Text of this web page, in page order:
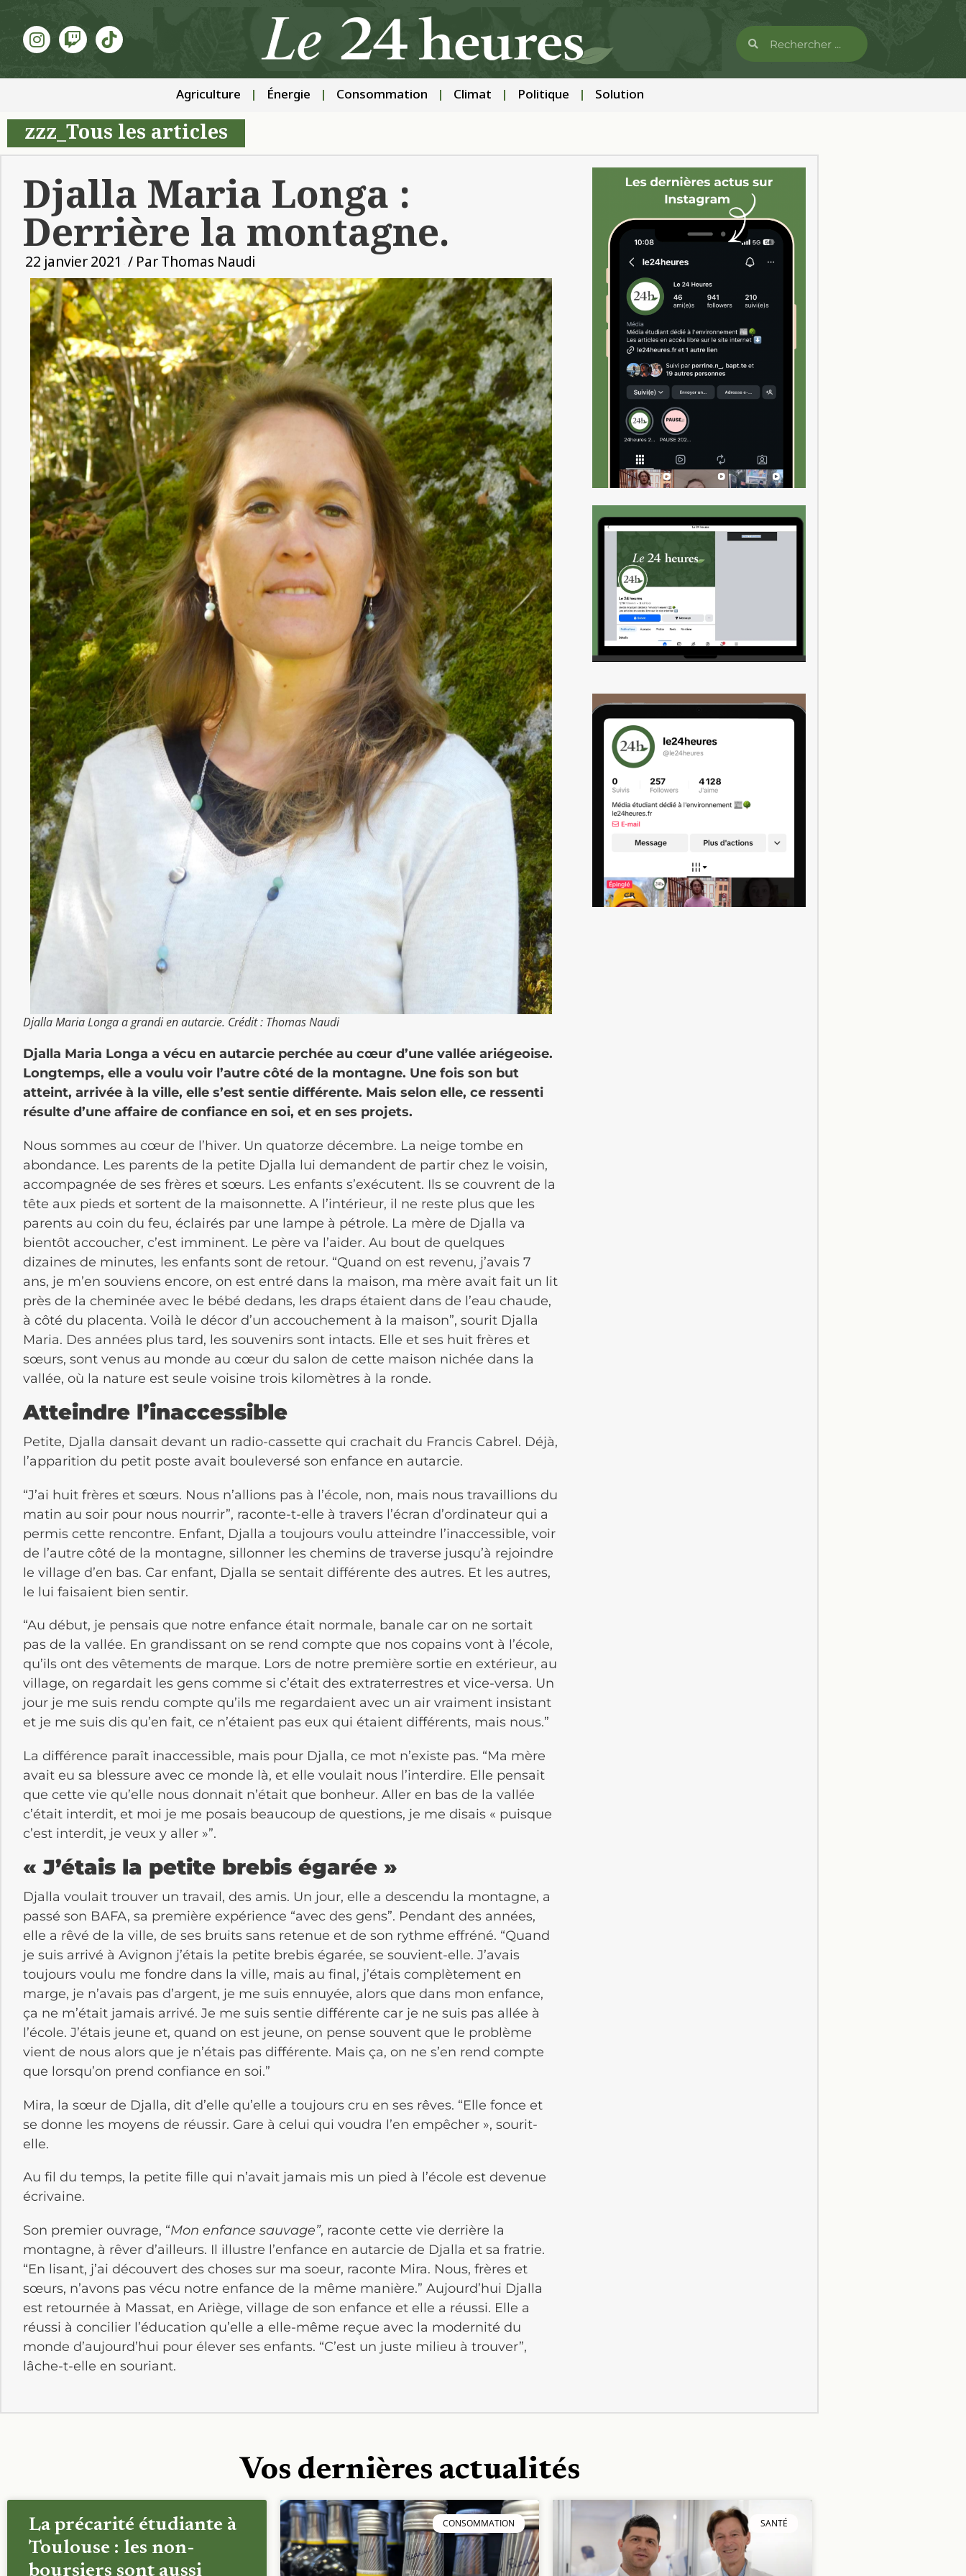
Agriculture Énergie Consommation Climat Politique Solution
zzz_Tous les articles
Djalla Maria Longa :
Derrière la montagne.
22 janvier 2021 / ParThomas Naudi
Djalla Maria Longa a grandi en autarcie. Crédit : Thomas Naudi
Djalla Maria Longa a vécu en autarcie perchée au cœur d’une vallée ariégeoise.
Longtemps, elle a voulu voir l’autre côté de la montagne. Une fois son but
atteint, arrivée à la ville, elle s’est sentie différente. Mais selon elle, ce ressenti
résulte d’une affaire de confiance en soi, et en ses projets.
Nous sommes au cœur de l’hiver. Un quatorze décembre. La neige tombe en
abondance. Les parents de la petite Djalla lui demandent de partir chez le voisin,
accompagnée de ses frères et sœurs. Les enfants s’exécutent. Ils se couvrent de la
tête aux pieds et sortent de la maisonnette. A l’intérieur, il ne reste plus que les
parents au coin du feu, éclairés par une lampe à pétrole. La mère de Djalla va
bientôt accoucher, c’est imminent. Le père va l’aider. Au bout de quelques
dizaines de minutes, les enfants sont de retour. “Quand on est revenu, j’avais 7
ans, je m’en souviens encore, on est entré dans la maison, ma mère avait fait un lit
près de la cheminée avec le bébé dedans, les draps étaient dans de l’eau chaude,
à côté du placenta. Voilà le décor d’un accouchement à la maison”, sourit Djalla
Maria. Des années plus tard, les souvenirs sont intacts. Elle et ses huit frères et
sœurs, sont venus au monde au cœur du salon de cette maison nichée dans la
vallée, où la nature est seule voisine trois kilomètres à la ronde.
Atteindre l’inaccessible
Petite, Djalla dansait devant un radio-cassette qui crachait du Francis Cabrel. Déjà,
l’apparition du petit poste avait bouleversé son enfance en autarcie.
“J’ai huit frères et sœurs. Nous n’allions pas à l’école, non, mais nous travaillions du
matin au soir pour nous nourrir”, raconte-t-elle à travers l’écran d’ordinateur qui a
permis cette rencontre. Enfant, Djalla a toujours voulu atteindre l’inaccessible, voir
de l’autre côté de la montagne, sillonner les chemins de traverse jusqu’à rejoindre
le village d’en bas. Car enfant, Djalla se sentait différente des autres. Et les autres,
le lui faisaient bien sentir.
“Au début, je pensais que notre enfance était normale, banale car on ne sortait
pas de la vallée. En grandissant on se rend compte que nos copains vont à l’école,
qu’ils ont des vêtements de marque. Lors de notre première sortie en extérieur, au
village, on regardait les gens comme si c’était des extraterrestres et vice-versa. Un
jour je me suis rendu compte qu’ils me regardaient avec un air vraiment insistant
et je me suis dis qu’en fait, ce n’étaient pas eux qui étaient différents, mais nous.”
La différence paraît inaccessible, mais pour Djalla, ce mot n’existe pas. “Ma mère
avait eu sa blessure avec ce monde là, et elle voulait nous l’interdire. Elle pensait
que cette vie qu’elle nous donnait n’était que bonheur. Aller en bas de la vallée
c’était interdit, et moi je me posais beaucoup de questions, je me disais « puisque
c’est interdit, je veux y aller »”.
« J’étais la petite brebis égarée »
Djalla voulait trouver un travail, des amis. Un jour, elle a descendu la montagne, a
passé son BAFA, sa première expérience “avec des gens”. Pendant des années,
elle a rêvé de la ville, de ses bruits sans retenue et de son rythme effréné. “Quand
je suis arrivé à Avignon j’étais la petite brebis égarée, se souvient-elle. J’avais
toujours voulu me fondre dans la ville, mais au final, j’étais complètement en
marge, je n’avais pas d’argent, je me suis ennuyée, alors que dans mon enfance,
ça ne m’était jamais arrivé. Je me suis sentie différente car je ne suis pas allée à
l’école. J’étais jeune et, quand on est jeune, on pense souvent que le problème
vient de nous alors que je n’étais pas différente. Mais ça, on ne s’en rend compte
que lorsqu’on prend confiance en soi.”
Mira, la sœur de Djalla, dit d’elle qu’elle a toujours cru en ses rêves. “Elle fonce et
se donne les moyens de réussir. Gare à celui qui voudra l’en empêcher », sourit-
elle.
Au fil du temps, la petite fille qui n’avait jamais mis un pied à l’école est devenue
écrivaine.
Son premier ouvrage, “Mon enfance sauvage”, raconte cette vie derrière la
montagne, à rêver d’ailleurs. Il illustre l’enfance en autarcie de Djalla et sa fratrie.
“En lisant, j’ai découvert des choses sur ma soeur, raconte Mira. Nous, frères et
sœurs, n’avons pas vécu notre enfance de la même manière.” Aujourd’hui Djalla
est retournée à Massat, en Ariège, village de son enfance et elle a réussi. Elle a
réussi à concilier l’éducation qu’elle a elle-même reçue avec la modernité du
monde d’aujourd’hui pour élever ses enfants. “C’est un juste milieu à trouver”,
lâche-t-elle en souriant.
Vos dernières actualités
La précarité étudiante à
Toulouse : les non-
boursiers sont aussi
CONSOMMATION SANTÉ